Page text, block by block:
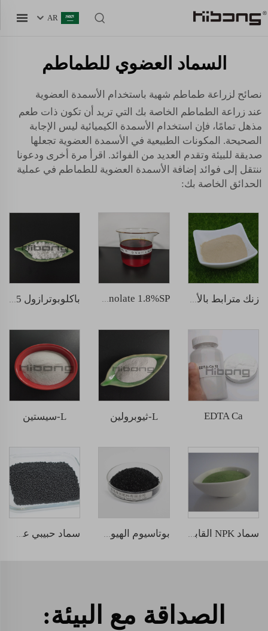
AR
السماد العضوي للطماطم
نصائح لزراعة طماطم شهية باستخدام الأسمدة العضوية
عند زراعة الطماطم الخاصة بك التي تريد أن تكون ذات طعم
مذهل تمامًا، فإن استخدام الأسمدة الكيميائية ليس الإجابة
الصحيحة. المكونات الطبيعية في الأسمدة العضوية تجعلها
صديقة للبيئة وتقدم العديد من الفوائد. اقرأ مرة أخرى ودعونا
ننتقل إلى فوائد إضافة الأسمدة العضوية للطماطم في عملية
الحدائق الخاصة بك:
زنك مترابط بالأحماض الأمينية Sodium nitrophenolate 1.8%SP باكلوبوترازول 15% مسحوق قابل للذوبان
EDTA Ca L-ثيوبرولين L-سيستين
سماد NPK القابل للذوبان في الماء 12-5-45 بوتاسيوم الهيومات المستخرج من مصدر معادن سماد حبيبي عضوي بالأحماض الأمينية
الصداقة مع البيئة: